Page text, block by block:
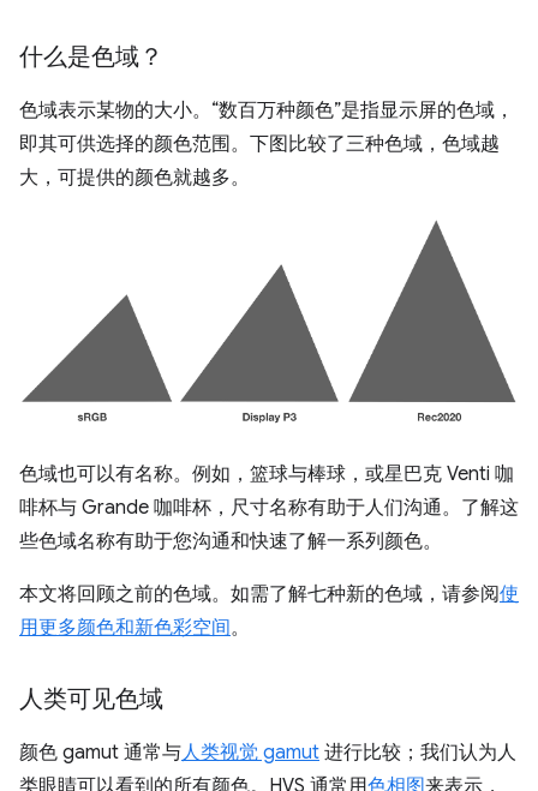
什么是色域？
色域表示某物的大小。“数百万种颜色”是指显示屏的色域，
即其可供选择的颜色范围。下图比较了三种色域，色域越
大，可提供的颜色就越多。
色域也可以有名称。例如，篮球与棒球，或星巴克 Venti 咖
啡杯与 Grande 咖啡杯，尺寸名称有助于人们沟通。了解这
些色域名称有助于您沟通和快速了解一系列颜色。
本文将回顾之前的色域。如需了解七种新的色域，请参阅使
用更多颜色和新色彩空间。
人类可见色域
颜色 gamut 通常与人类视觉 gamut 进行比较；我们认为人